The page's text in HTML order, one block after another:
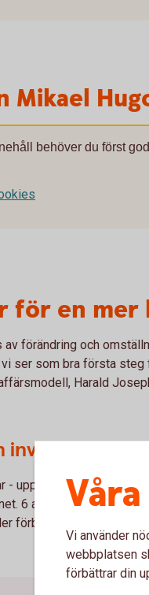
Mikael
behöver du först
för en
förändring och
ser som bra första
Harald
investera på
- uppdelade i 2
6 av investeringarna
förbättrad
Vi använder
webbplatsen
förbättrar din